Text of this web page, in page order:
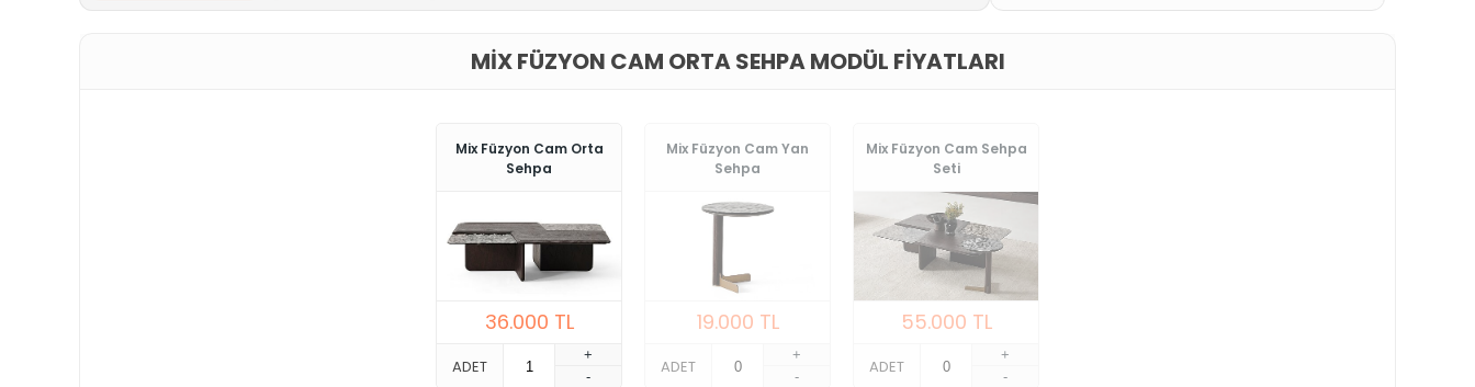
MIX FÜZYON CAM ORTA SEHPA MODÜL FIYATLARI
Mix Füzyon Cam Orta
Sehpa
36.000 TL
ADET
+
-
Mix Füzyon Cam Yan
Sehpa
19.000 TL
ADET
+
-
Mix Füzyon Cam Sehpa
Seti
55.000 TL
ADET
+
-